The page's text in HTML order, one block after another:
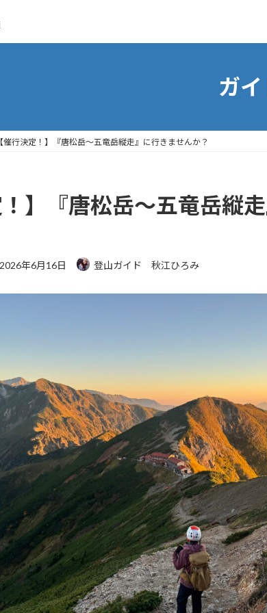
ガ
【催行決定！】『唐松岳〜五竜岳縦走』に行きませんか？
！】『唐松岳〜五竜岳縦
最
2026年6月16日 登山ガイド 秋江ひろみ